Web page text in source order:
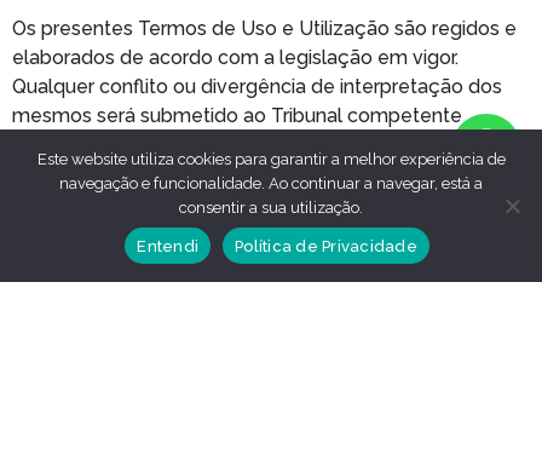
Os presentes Termos de Uso e Utilização são regidos e
elaborados de acordo com a legislação em vigor.
Qualquer conflito ou divergência de interpretação dos
mesmos será submetido ao Tribunal competente.
Reservamo-nos no direito de atualizar esta Política de
Privacidade periodicamente. Daremos nota de quaisquer
mudanças à mesma no nosso website bem como
através de uma comunicação para os meios de contacto
Este website utiliza cookies para garantir a melhor experiência de
navegação e funcionalidade. Ao continuar a navegar, está a
consentir a sua utilização.
Entendi Política de Privacidade